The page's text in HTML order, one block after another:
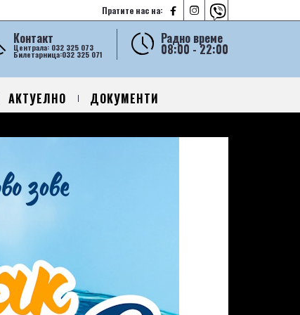
Пратите нас на:   
Радно време
08:00 - 22:00
Контакт
Централа: 032 325 073
Билетарница:032 325 071
АКТУЕЛНО ДОКУМЕНТИ